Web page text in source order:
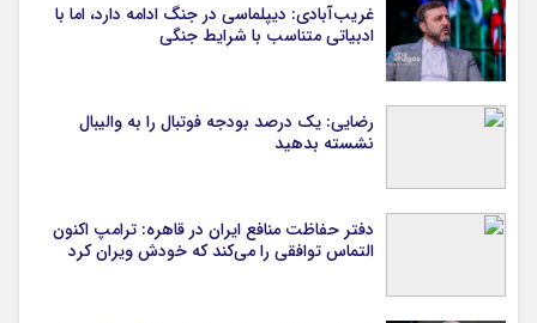
غریب‌آبادی: دیپلماسی در جنگ ادامه دارد، اما با
ادبیاتی متناسب با شرایط جنگی
رضایی: یک درصد بودجه فوتبال را به والیبال
نشسته بدهید
دفتر حفاظت منافع ایران در قاهره: ترامپ اکنون
التماس توافقی را می‌کند که خودش ویران کرد